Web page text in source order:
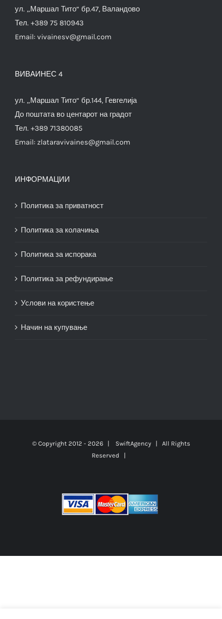
ул. „Маршал Тито“ бр.47, Валандово
Тел. +389 75 810943
Email: vivainesv@gmail.com
ВИВАИНЕС 4
ул. „Маршал Тито“ бр.144, Гевгелија
До поштата во центарот на градот
Тел. +389 71380085
Email: zlataravivaines@gmail.com
ИНФОРМАЦИИ
Политика за приватност
Политика за колачиња
Политика за испорака
Политика за рефундирање
Услови на користење
Начин на купување
© Copyright 2012 - 2026 | SwiftAgency| All Rights
Reserved |